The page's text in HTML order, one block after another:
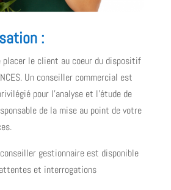
:
placer le client au coeur du dispositif
Un conseiller commercial est
pour l’analyse et l’étude de
de la mise au point de votre
gestionnaire est disponible
et interrogations